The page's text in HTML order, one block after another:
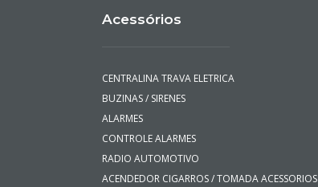
Acessórios
CENTRALINA TRAVA ELETRICA
BUZINAS / SIRENES
ALARMES
CONTROLE ALARMES
RADIO AUTOMOTIVO
ACENDEDOR CIGARROS / TOMADA ACESSORIOS